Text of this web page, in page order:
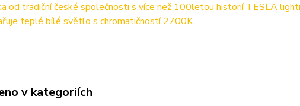
od tradiční české společnosti s více než 100letou historií TESLA
teplé bílé světlo s chromatičností 2700K.
v kategoriích